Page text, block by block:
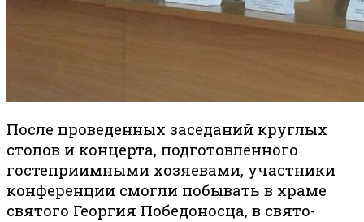
После проведенных заседаний круглых
столов и концерта, подготовленного
гостеприимными хозяевами, участники
конференции смогли побывать в храме
святого Георгия Победоносца, в свято-